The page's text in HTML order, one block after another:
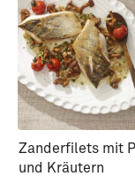
Zanderfilets mit
und Kräutern